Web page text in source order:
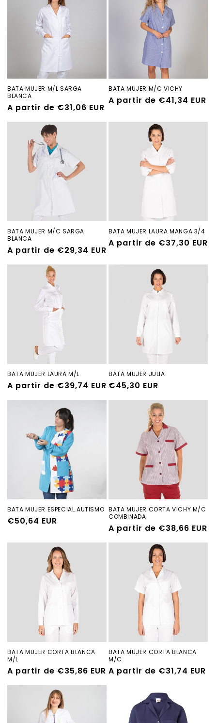
BATA MUJER M/L SARGA
BLANCA
Precio
habitual
A partir de €31,06 EUR
BATA MUJER M/C VICHY
Precio
A partir de €41,34 EUR
BATA MUJER M/C SARGA
BLANCA
Precio
habitual
A partir de €29,34 EUR
BATA MUJER LAURA MANGA 3/4
Precio
A partir de €37,30 EUR
BATA MUJER LAURA M/L
Precio
habitual
A partir de €39,74 EUR
BATA MUJER JULIA
Precio
habitual
€45,30 EUR
BATA MUJER ESPECIAL AUTISMO
Precio
€50,64 EUR
BATA MUJER CORTA VICHY M/C
COMBINADA
Precio
habitual
A partir de €38,66 EUR
BATA MUJER CORTA BLANCA
M/L
Precio
habitual
A partir de €35,86 EUR
BATA MUJER CORTA BLANCA
M/C
Precio
A partir de €31,74 EUR